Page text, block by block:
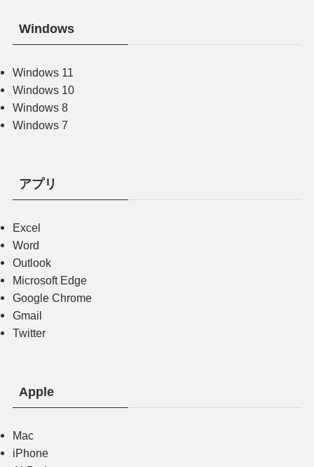
Windows
Windows 11
Windows 10
Windows 8
Windows 7
アプリ
Excel
Word
Outlook
Microsoft Edge
Google Chrome
Gmail
Twitter
Apple
Mac
iPhone